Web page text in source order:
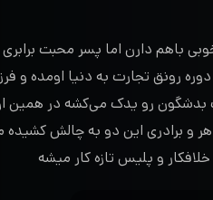
باهم دارن اما پسر محبت
رونق تجارت به دنیا اومده و
بدشگون رو یدک می‌کشه در همین
و برادری این دو به چالش
و پلیس تازه کار میشه